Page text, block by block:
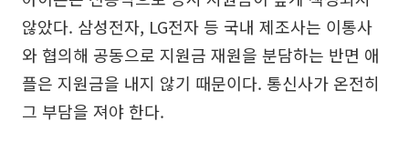
않았다. 삼성전자, LG전자 등 국내 제조사는 이통사
와 협의해 공동으로 지원금 재원을 분담하는 반면 애
플은 지원금을 내지 않기 때문이다. 통신사가 온전히
그 부담을 져야 한다.